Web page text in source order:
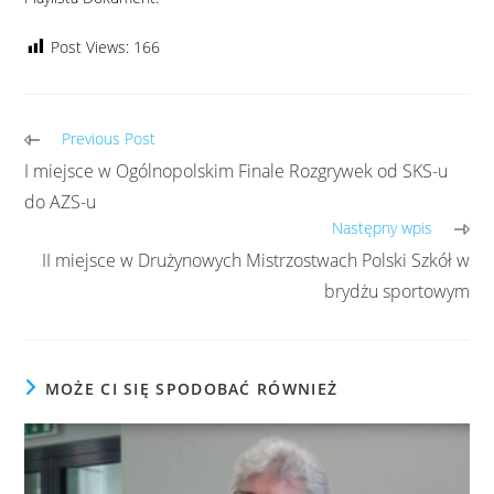
Post Views: 166
Previous Post
I miejsce w Ogólnopolskim Finale Rozgrywek od SKS-u
do AZS-u
Następny wpis
II miejsce w Drużynowych Mistrzostwach Polski Szkół w
brydżu sportowym
MOŻE CI SIĘ SPODOBAĆ RÓWNIEŻ